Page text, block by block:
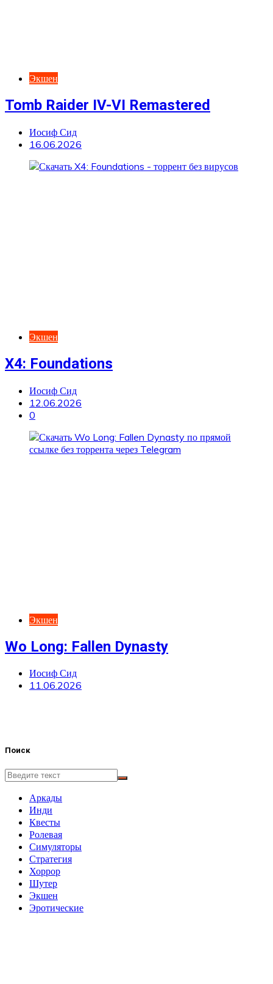
Экшен
Tomb Raider IV-VI Remastered
Иосиф Сид
16.06.2026
Экшен
X4: Foundations
Иосиф Сид
12.06.2026
0
Экшен
Wo Long: Fallen Dynasty
Иосиф Сид
11.06.2026
Поиск
Аркады
Инди
Квесты
Ролевая
Симуляторы
Стратегия
Хоррор
Шутер
Экшен
Эротические